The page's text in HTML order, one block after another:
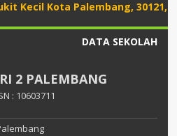
Kecil Kota Palembang, 30121,
DATA SEKOLAH
2 PALEMBANG
: 10603711